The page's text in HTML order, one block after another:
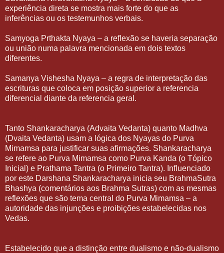
experiência direta se mostra mais forte do que as
inferências ou os testemunhos verbais.
Samyoga Prthakta Nyaya – a reflexão se haveria separação
ou união numa palavra mencionada em dois textos
diferentes.
Samanya Vishesha Nyaya – a regra de interpretação das
escrituras que coloca em posição superior a referencia
diferencial diante da referencia geral.
Tanto Shankaracharya (Advaita Vedanta) quanto Madhva
(Dvaita Vedanta) usam a lógica dos Nyayas do Purva
Mimamsa para justificar suas afirmações. Shankaracharya
se refere ao Purva Mimamsa como Purva Kanda (o Tópico
Inicial) e Prathama Tantra (o Primeiro Tantra). Influenciado
por este Darshana Shankaracharya inicia seu BrahmaSutra
Bhashya (comentários aos Brahma Sutras) com as mesmas
reflexões que são tema central do Purva Mimamsa – a
autoridade das injunções e proibições estabelecidas nos
Vedas.
Estabelecido que a distinção entre dualismo e não-dualismo